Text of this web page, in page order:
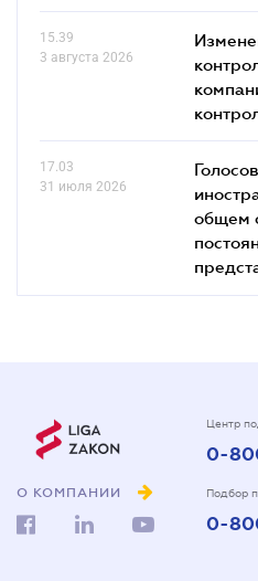
15.39
3 августа 2026
17.03
31 июля 2026
общем
О КОМПАНИИ
Центр
0-
Подбор
0-